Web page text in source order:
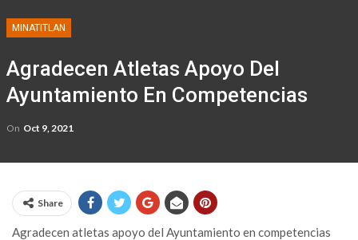
MINATITLAN
Agradecen Atletas Apoyo Del
Ayuntamiento En Competencias
On Oct 9, 2021
Share
Agradecen atletas apoyo del Ayuntamiento en competencias